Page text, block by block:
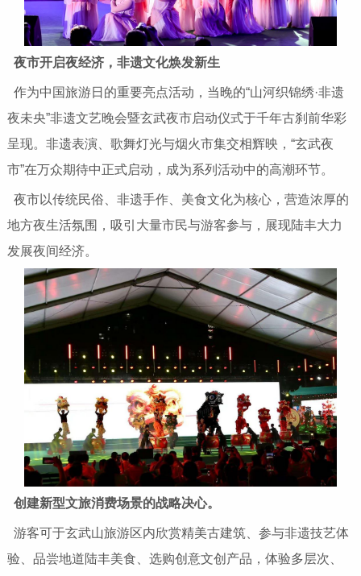
夜市开启夜经济，非遗文化焕发新生
作为中国旅游日的重要亮点活动，当晚的“山河织锦绣·非遗
夜未央”非遗文艺晚会暨玄武夜市启动仪式于千年古刹前华彩
呈现。非遗表演、歌舞灯光与烟火市集交相辉映，“玄武夜
市”在万众期待中正式启动，成为系列活动中的高潮环节。
夜市以传统民俗、非遗手作、美食文化为核心，营造浓厚的
地方夜生活氛围，吸引大量市民与游客参与，展现陆丰大力
发展夜间经济。
创建新型文旅消费场景的战略决心。
游客可于玄武山旅游区内欣赏精美古建筑、参与非遗技艺体
验、品尝地道陆丰美食、选购创意文创产品，体验多层次、